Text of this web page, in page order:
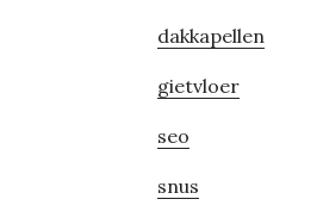
dakkapellen
gietvloer
seo
snus